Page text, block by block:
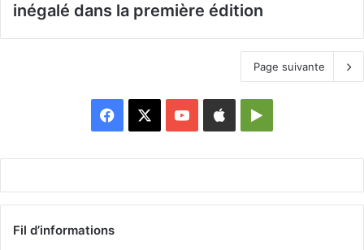
inégalé dans la première édition
Page suivante
Facebook YouTubeAppleGoogle
Fil d’informations